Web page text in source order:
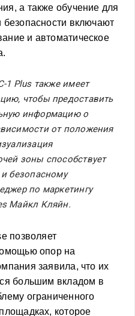
а также обучение для
включают
и автоматическое
1 Plus также имеет
чтобы предоставить
информацию о
от положения
зоны способствует
безопасному
по маркетингу
Майкл Кляйн.
позволяет
опор на
заявила, что их
большим вкладом в
ограниченного
которое